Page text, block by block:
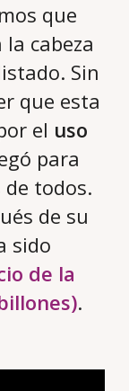
que
cabeza
Sin
que esta
el uso
para
todos.
de su
sido
de la
.